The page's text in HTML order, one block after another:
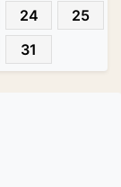
24
25
31